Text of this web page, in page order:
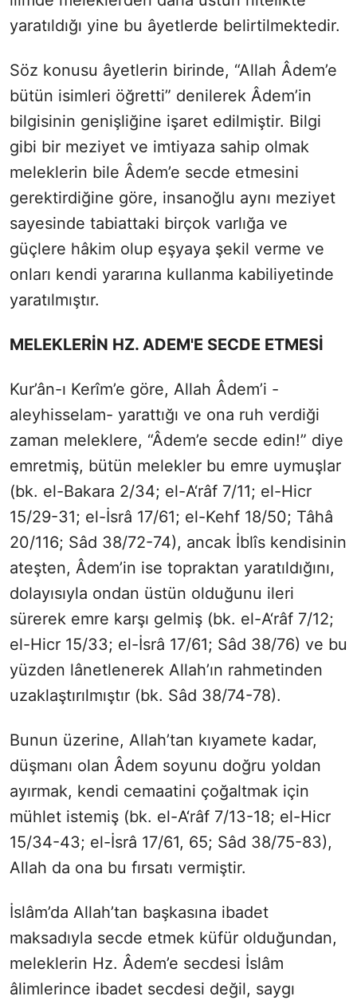
yaratıldığı yine bu âyetlerde belirtilmektedir.
Söz konusu âyetlerin birinde, “Allah Âdem’e
bütün isimleri öğretti” denilerek Âdem’in
bilgisinin genişliğine işaret edilmiştir. Bilgi
gibi bir meziyet ve imtiyaza sahip olmak
meleklerin bile Âdem’e secde etmesini
gerektirdiğine göre, insanoğlu aynı meziyet
sayesinde tabiattaki birçok varlığa ve
güçlere hâkim olup eşyaya şekil verme ve
onları kendi yararına kullanma kabiliyetinde
yaratılmıştır.
MELEKLERİN HZ. ADEM'E SECDE ETMESİ
Kur’ân-ı Kerîm’e göre, Allah Âdem’i -
aleyhisselam- yarattığı ve ona ruh verdiği
zaman meleklere, “Âdem’e secde edin!” diye
emretmiş, bütün melekler bu emre uymuşlar
(bk. el-Bakara 2/34; el-A‘râf 7/11; el-Hicr
15/29-31; el-İsrâ 17/61; el-Kehf 18/50; Tâhâ
20/116; Sâd 38/72-74), ancak İblîs kendisinin
ateşten, Âdem’in ise topraktan yaratıldığını,
dolayısıyla ondan üstün olduğunu ileri
sürerek emre karşı gelmiş (bk. el-A‘râf 7/12;
el-Hicr 15/33; el-İsrâ 17/61; Sâd 38/76) ve bu
yüzden lânetlenerek Allah’ın rahmetinden
uzaklaştırılmıştır (bk. Sâd 38/74-78).
Bunun üzerine, Allah’tan kıyamete kadar,
düşmanı olan Âdem soyunu doğru yoldan
ayırmak, kendi cemaatini çoğaltmak için
mühlet istemiş (bk. el-A‘râf 7/13-18; el-Hicr
15/34-43; el-İsrâ 17/61, 65; Sâd 38/75-83),
Allah da ona bu fırsatı vermiştir.
İslâm’da Allah’tan başkasına ibadet
maksadıyla secde etmek küfür olduğundan,
meleklerin Hz. Âdem’e secdesi İslâm
âlimlerince ibadet secdesi değil, saygı